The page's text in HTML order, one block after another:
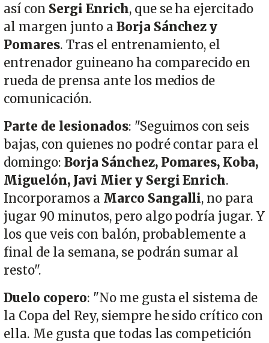
así con Sergi Enrich, que se ha ejercitado
al margen junto aBorja Sánchez y
Pomares. Tras el entrenamiento, el
entrenador guineano ha comparecido en
rueda de prensa ante los medios de
comunicación.
Parte de lesionados: "Seguimos con seis
bajas, con quienes no podré contar para el
domingo: Borja Sánchez, Pomares, Koba,
Miguelón, Javi Mier y Sergi Enrich.
Incorporamos a Marco Sangalli, no para
jugar 90 minutos, pero algo podría jugar. Y
los que veis con balón, probablemente a
final de la semana, se podrán sumar al
resto".
Duelo copero: "No me gusta el sistema de
la Copa del Rey, siempre he sido crítico con
ella. Me gusta que todas las competición